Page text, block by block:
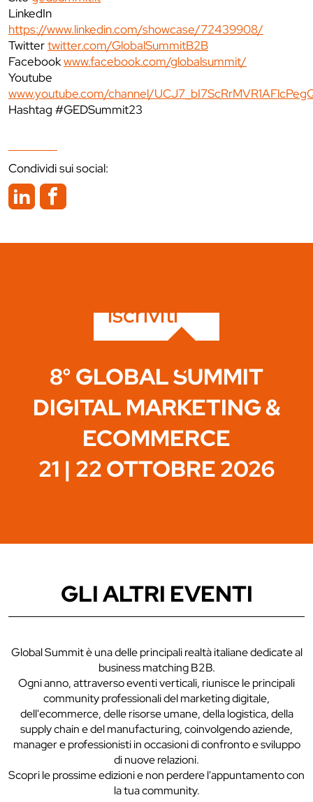
LinkedIn
https://www.linkedin.com/showcase/72439908/
Twittertwitter.com/GlobalSummitB2B
Facebookwww.facebook.com/globalsummit/
Youtube
www.youtube.com/channel/
Hashtag #GEDSummit23
Condividi sui social:
iscriviti
8° GLOBAL SUMMIT
DIGITAL MARKETING &
ECOMMERCE
21 | 22 OTTOBRE 2026
GLI ALTRI EVENTI
Global Summit è una delle principali realtà italiane dedicate al
business matching B2B.
Ogni anno, attraverso eventi verticali, riunisce le principali
community professionali del marketing digitale,
dell'ecommerce, delle risorse umane, della logistica, della
supply chain e del manufacturing, coinvolgendo aziende,
manager e professionisti in occasioni di confronto e sviluppo
di nuove relazioni.
Scopri le prossime edizioni e non perdere l'appuntamento con
la tua community.